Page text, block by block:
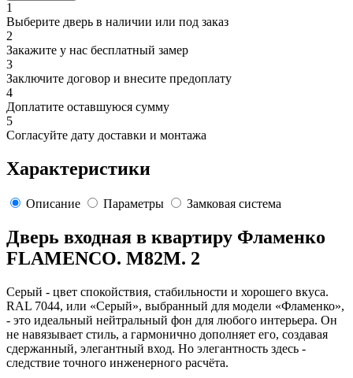
1
Выберите дверь в наличии или под заказ
2
Закажите у нас бесплатный замер
3
Заключите договор и внесите предоплату
4
Доплатите оставшуюся сумму
5
Согласуйте дату доставки и монтажа
Характеристики
Описание Параметры Замковая система
Дверь входная в квартиру Фламенко
FLAMENCO. M82M. 2
Серый - цвет спокойствия, стабильности и хорошего вкуса.
RAL 7044, или «Серый», выбранный для модели «Фламенко»,
- это идеальный нейтральный фон для любого интерьера. Он
не навязывает стиль, а гармонично дополняет его, создавая
сдержанный, элегантный вход. Но элегантность здесь -
следствие точного инженерного расчёта.